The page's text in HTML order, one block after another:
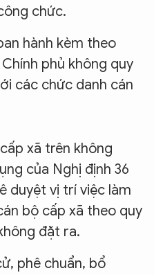
chức.
hành kèm theo
phủ không quy
các chức danh cán
xã trên không
của Nghị định 36
duyệt vị trí việc làm
bộ cấp xã theo quy
đặt ra.
phê chuẩn, bổ